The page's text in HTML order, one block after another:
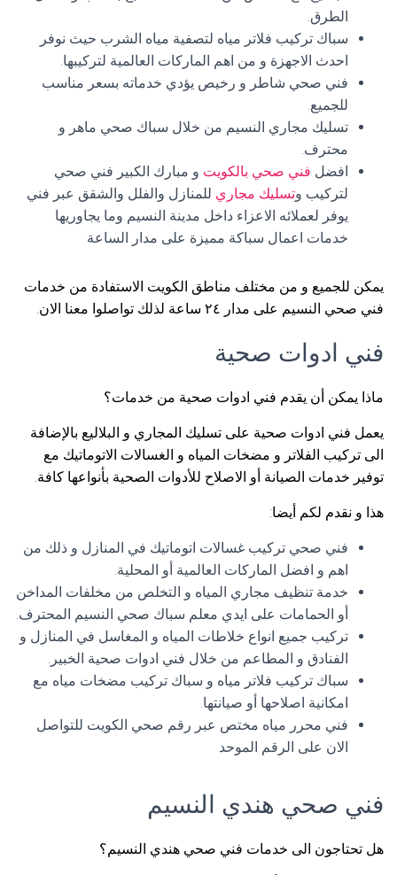
الطرق.
سباك تركيب فلاتر مياه لتصفية مياه الشرب حيث نوفر
احدث الاجهزة و من اهم الماركات العالمية لتركيبها.
فني صحي شاطر و رخيص يؤدي خدماته بسعر مناسب
للجميع.
تسليك مجاري النسيم من خلال سباك صحي ماهر و
محترف.
افضل فني صحي بالكويت و مبارك الكبير فني صحي
لتركيب وتسليك مجاري للمنازل والفلل والشقق عبر فني
يوفر لعملائه الاعزاء داخل مدينة النسيم وما يجاوريها
خدمات اعمال سباكة مميزة على مدار الساعة
يمكن للجميع و من مختلف مناطق الكويت الاستفادة من خدمات
فني صحي النسيم على مدار ٢٤ ساعة لذلك تواصلوا معنا الان.
فني ادوات صحية
ماذا يمكن أن يقدم فني ادوات صحية من خدمات؟
يعمل فني ادوات صحية على تسليك المجاري و البلاليع بالإضافة
الى تركيب الفلاتر و مضخات المياه و الغسالات الاتوماتيك مع
توفير خدمات الصيانة أو الاصلاح للأدوات الصحية بأنواعها كافة.
هذا و نقدم لكم أيضا:
فني صحي تركيب غسالات اتوماتيك في المنازل و ذلك من
اهم و افضل الماركات العالمية أو المحلية.
خدمة تنظيف مجاري المياه و التخلص من مخلفات المداخن
أو الحمامات على ايدي معلم سباك صحي النسيم المحترف.
تركيب جميع انواع خلاطات المياه و المغاسل في المنازل و
الفنادق و المطاعم من خلال فني ادوات صحية الخبير.
سباك تركيب فلاتر مياه و سباك تركيب مضخات مياه مع
امكانية اصلاحها أو صيانتها.
فني محرر مياه مختص عبر رقم صحي الكويت للتواصل
الان على الرقم الموحد
فني صحي هندي النسيم
هل تحتاجون الى خدمات فني صحي هندي النسيم؟